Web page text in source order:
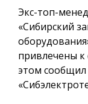
Экс-топ-
«Сибирский
привлечены к
этом